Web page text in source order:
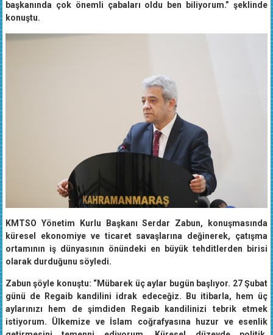
başkanında çok önemli çabaları oldu ben biliyorum.” şeklinde
konuştu.
KMTSO Yönetim Kurlu Başkanı Serdar Zabun, konuşmasında
küresel ekonomiye ve ticaret savaşlarına değinerek, çatışma
ortamının iş dünyasının önündeki en büyük tehditlerden birisi
olarak durduğunu söyledi.
Zabun şöyle konuştu: “Mübarek üç aylar bugün başlıyor. 27 Şubat
günü de Regaib kandilini idrak edeceğiz. Bu itibarla, hem üç
aylarınızı hem de şimdiden Regaib kandilinizi tebrik etmek
istiyorum. Ülkemize ve İslam coğrafyasına huzur ve esenlik